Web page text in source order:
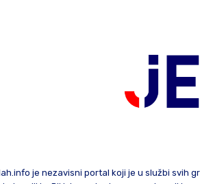
je nezavisni portal koji je u službi svih